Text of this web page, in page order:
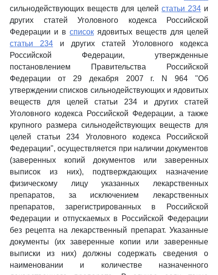
сильнодействующих веществ для целей статьи 234 и
других статей Уголовного кодекса Российской
Федерации и в список ядовитых веществ для целей
статьи 234 и других статей Уголовного кодекса
Российской Федерации, утвержденные
постановлением Правительства Российской
Федерации от 29 декабря 2007 г. N 964 "Об
утверждении списков сильнодействующих и ядовитых
веществ для целей статьи 234 и других статей
Уголовного кодекса Российской Федерации, а также
крупного размера сильнодействующих веществ для
целей статьи 234 Уголовного кодекса Российской
Федерации", осуществляется при наличии документов
(заверенных копий документов или заверенных
выписок из них), подтверждающих назначение
физическому лицу указанных лекарственных
препаратов, за исключением лекарственных
препаратов, зарегистрированных в Российской
Федерации и отпускаемых в Российской Федерации
без рецепта на лекарственный препарат. Указанные
документы (их заверенные копии или заверенные
выписки из них) должны содержать сведения о
наименовании и количестве назначенного